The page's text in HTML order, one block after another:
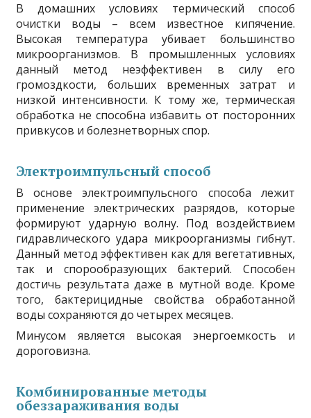
В домашних условиях термический способ
очистки воды – всем известное кипячение.
Высокая температура убивает большинство
микроорганизмов. В промышленных условиях
данный метод неэффективен в силу его
громоздкости, больших временных затрат и
низкой интенсивности. К тому же, термическая
обработка не способна избавить от посторонних
привкусов и болезнетворных спор.
Электроимпульсный способ
В основе электроимпульсного способа лежит
применение электрических разрядов, которые
формируют ударную волну. Под воздействием
гидравлического удара микроорганизмы гибнут.
Данный метод эффективен как для вегетативных,
так и спорообразующих бактерий. Способен
достичь результата даже в мутной воде. Кроме
того, бактерицидные свойства обработанной
воды сохраняются до четырех месяцев.
Минусом является высокая энергоемкость и
дороговизна.
Комбинированные методы
обеззараживания воды